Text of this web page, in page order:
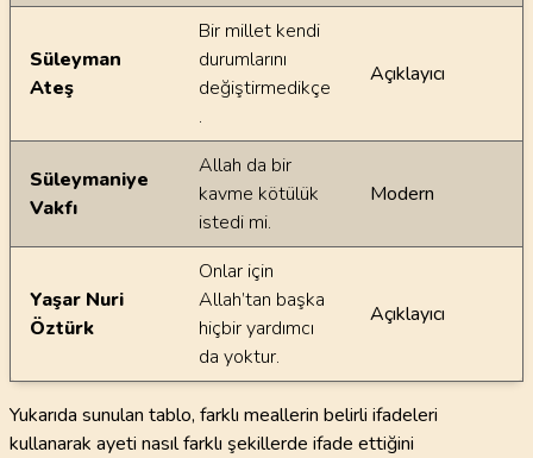
Süleyman
Ateş
Bir millet kendi
durumlarını
değiştirmedikçe
.
Açıklayıcı
Süleymaniye
Vakfı
Allah da bir
kavme kötülük
istedi mi.
Modern
Yaşar Nuri
Öztürk
Onlar için
Allah’tan başka
hiçbir yardımcı
da yoktur.
Açıklayıcı
Yukarıda sunulan tablo, farklı meallerin belirli ifadeleri
kullanarak ayeti nasıl farklı şekillerde ifade ettiğini